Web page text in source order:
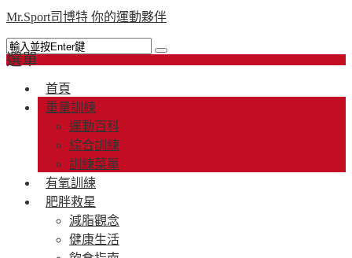
Mr.Sport司博特 你的運動夥伴
選單
首頁
重量訓練
運動百科
綜合訓練
訓練菜單
有氧訓練
肥胖救星
減脂觀念
健康生活